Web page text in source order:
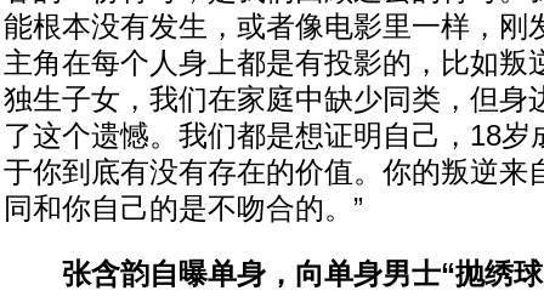
能根本没有发生，或者像电影里一样，刚
主角在每个人身上都是有投影的，比如叛
独生子女，我们在家庭中缺少同类，但身
了这个遗憾。我们都是想证明自己，18岁
于你到底有没有存在的价值。你的叛逆来
同和你自己的是不吻合的。”
张含韵自曝单身，向单身男士“抛绣